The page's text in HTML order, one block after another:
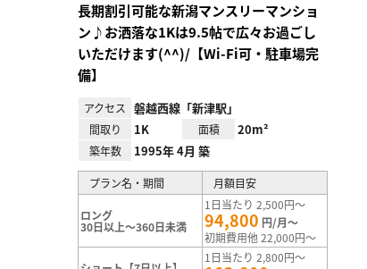
長期割引可能な新潟マンスリーマンショ
ン♪お洒落な1Kは9.5帖で広々お過ごし
いただけます(^^)/【Wi-Fi可・駐車場完
備】
アクセス 磐越西線「新津駅」
間取り 1K 面積 20m²
築年数 1995年 4月 築
プラン名・期間 月額目安
ロング
30日以上～360日未満
1日当たり 2,500円～
94,800 円/月～
初期費用他 22,000円～
1日当たり 2,800円～